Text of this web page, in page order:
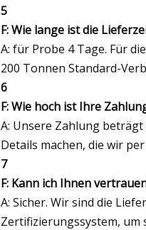
5
F: Wie lange ist die
A: für Probe 4 Tage. Für
200 Tonnen Standard-
6
F: Wie hoch ist Ihre
A: Unsere Zahlung
Details machen, die wir
7
F: Kann ich Ihnen
A: Sicher. Wir sind die
Zertifizierungssystem, um